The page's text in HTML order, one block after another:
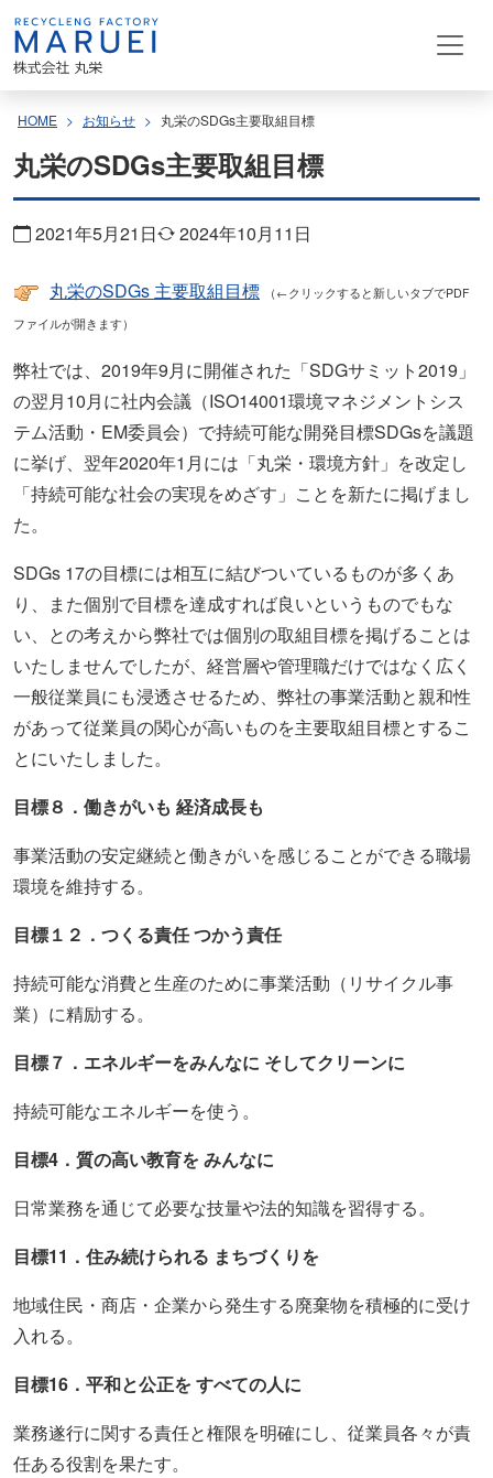
コ
テ
へ
ス
キ
プ
HOME お知らせ 丸栄のSDGs主要取組目標
丸栄のSDGs主要取組目標
2021年5月21日 2024年10月11日
丸栄のSDGs 主要取組目標
（←クリックすると新しいタブでPDF
ファイルが開きます）
弊社では、2019年9月に開催された「SDGサミット2019」
の翌月10月に社内会議（ISO14001環境マネジメントシス
テム活動・EM委員会）で持続可能な開発目標SDGsを議題
に挙げ、翌年2020年1月には「丸栄・環境方針」を改定し
「持続可能な社会の実現をめざす」ことを新たに掲げまし
た。
SDGs 17の目標には相互に結びついているものが多くあ
り、また個別で目標を達成すれば良いというものでもな
い、との考えから弊社では個別の取組目標を掲げることは
いたしませんでしたが、経営層や管理職だけではなく広く
一般従業員にも浸透させるため、弊社の事業活動と親和性
があって従業員の関心が高いものを主要取組目標とするこ
とにいたしました。
目標８．働きがいも 経済成長も
事業活動の安定継続と働きがいを感じることができる職場
環境を維持する。
目標１２．つくる責任 つかう責任
持続可能な消費と生産のために事業活動（リサイクル事
業）に精励する。
目標７．エネルギーをみんなに そしてクリーンに
持続可能なエネルギーを使う。
目標4．質の高い教育を みんなに
日常業務を通じて必要な技量や法的知識を習得する。
目標11．住み続けられる まちづくりを
地域住民・商店・企業から発生する廃棄物を積極的に受け
入れる。
目標16．平和と公正を すべての人に
業務遂行に関する責任と権限を明確にし、従業員各々が責
任ある役割を果たす。